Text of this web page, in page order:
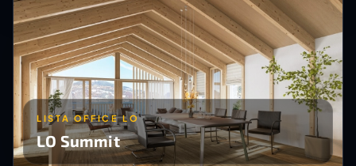
LISTA OFFICE LO
LO Summit